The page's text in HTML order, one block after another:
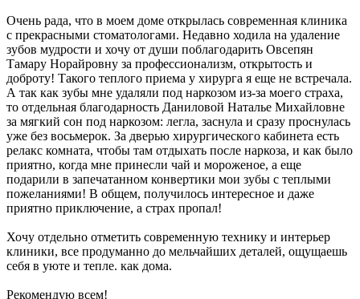
Очень рада, что в моем доме открылась современная клиника
с прекрасными стоматологами. Недавно ходила на удаление
зубов мудрости и хочу от души поблагодарить Овсепян
Тамару Норайровну за профессионализм, открытость и
доброту! Такого теплого приема у хирурга я еще не встречала.
А так как зубы мне удаляли под наркозом из-за моего страха,
то отдельная благодарность Даниловой Наталье Михайловне
за мягкий сон под наркозом: легла, заснула и сразу проснулась
уже без восьмерок. За дверью хирургического кабинета есть
релакс комната, чтобы там отдыхать после наркоза, и как было
приятно, когда мне принесли чай и мороженое, а еще
подарили в запечатанном конвертики мои зубы с теплыми
пожеланиями! В общем, получилось интересное и даже
приятно приключение, а страх пропал!
Хочу отдельно отметить современную технику и интерьер
клиники, все продуманно до мельчайших деталей, ощущаешь
себя в уюте и тепле. как дома.
Рекомендую всем!